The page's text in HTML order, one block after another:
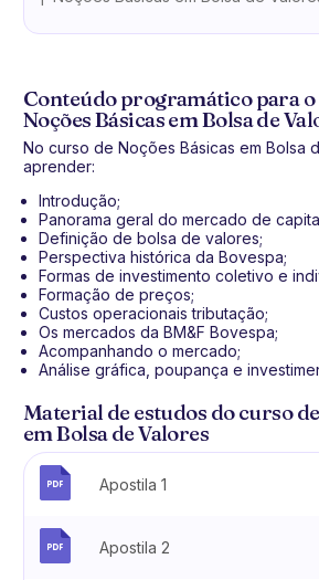
Conteúdo programático para
Noções Básicas em Bolsa de
No curso de Noções Básicas em Bolsa
aprender:
Introdução;
Panorama geral do mercado de
Definição de bolsa de valores;
Perspectiva histórica da Bovespa;
Formas de investimento coletivo e
Formação de preços;
Custos operacionais tributação;
Os mercados da BM&F Bovespa;
Acompanhando o mercado;
Análise gráfica, poupança e
Material de estudos do curso
em Bolsa de Valores
Apostila 1
Apostila 2